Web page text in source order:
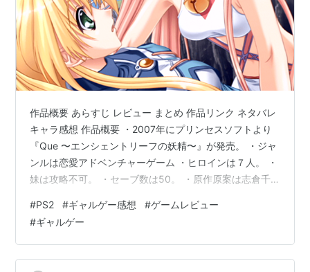
作品概要 あらすじ レビュー まとめ 作品リンク ネタバレ
キャラ感想 作品概要 ・2007年にプリンセスソフトより
『Que 〜エンシェントリーフの妖精〜』が発売。 ・ジャ
ンルは恋愛アドベンチャーゲーム ・ヒロインは７人。 ・
妹は攻略不可。 ・セーブ数は50。 ・原作原案は志倉千
(しんどうゆみかと一緒に幼い頃に住んでいた蒼海市帰っ
てきた。 両親の都合で何度も転校を経験していた彼らだ
ったが生まれ育った町である 蒼海市とは言え、馴染める
かわからなかったがそこに訪ねてきた。 かつての幼馴染
#PS2 #ギャルゲー感想 #ゲームレビュー
#ギャルゲー